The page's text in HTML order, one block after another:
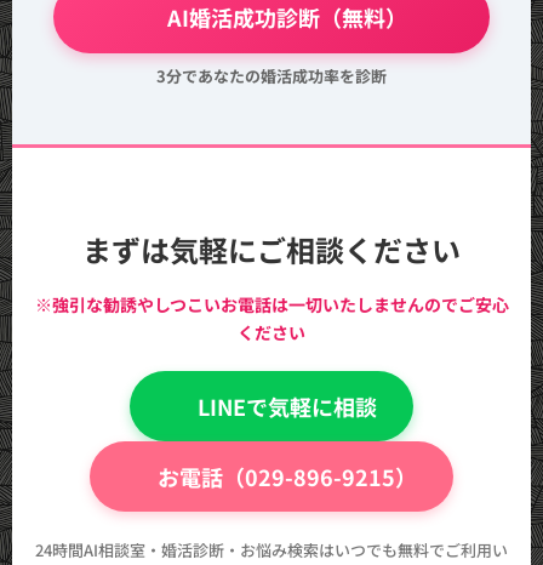
💖 AI婚活成功診断（無料）
3分であなたの婚活成功率を診断
まずは気軽にご相談ください
※強引な勧誘やしつこいお電話は一切いたしませんのでご安心
ください
💬 LINEで気軽に相談
📞 お電話（029-896-9215）
24時間AI相談室・婚活診断・お悩み検索はいつでも無料でご利用い